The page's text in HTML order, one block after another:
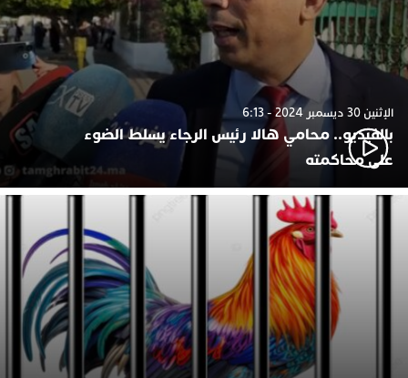
الإثنين 30 ديسمبر 2024 - 6:13
بالفيديو.. محامي هالا رئيس الرجاء يسلط الضوء
على محاكمته